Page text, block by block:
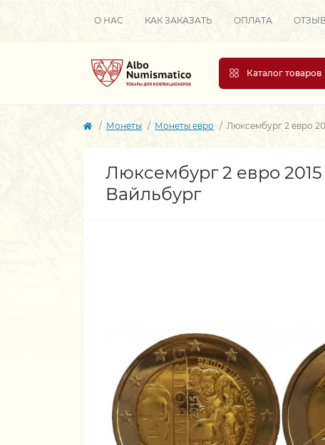
О НАС КАК ЗАКАЗАТЬ ОПЛАТА
Каталог товаров
Монеты Монеты евро Люксембург 2 евро
Люксембург 2 евро 2015
Вайльбург